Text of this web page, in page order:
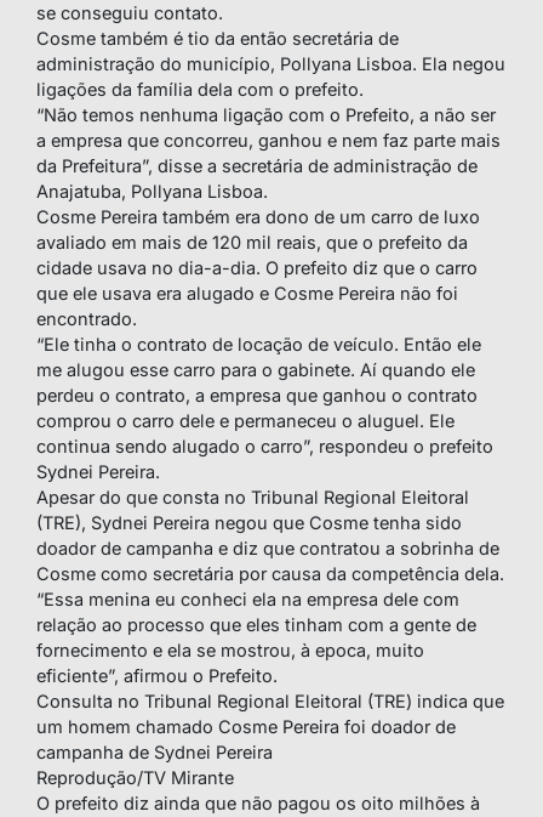
se conseguiu contato.
Cosme também é tio da então secretária de
administração do município, Pollyana Lisboa. Ela negou
ligações da família dela com o prefeito.
“Não temos nenhuma ligação com o Prefeito, a não ser
a empresa que concorreu, ganhou e nem faz parte mais
da Prefeitura”, disse a secretária de administração de
Anajatuba, Pollyana Lisboa.
Cosme Pereira também era dono de um carro de luxo
avaliado em mais de 120 mil reais, que o prefeito da
cidade usava no dia-a-dia. O prefeito diz que o carro
que ele usava era alugado e Cosme Pereira não foi
encontrado.
“Ele tinha o contrato de locação de veículo. Então ele
me alugou esse carro para o gabinete. Aí quando ele
perdeu o contrato, a empresa que ganhou o contrato
comprou o carro dele e permaneceu o aluguel. Ele
continua sendo alugado o carro”, respondeu o prefeito
Sydnei Pereira.
Apesar do que consta no Tribunal Regional Eleitoral
(TRE), Sydnei Pereira negou que Cosme tenha sido
doador de campanha e diz que contratou a sobrinha de
Cosme como secretária por causa da competência dela.
“Essa menina eu conheci ela na empresa dele com
relação ao processo que eles tinham com a gente de
fornecimento e ela se mostrou, à epoca, muito
eficiente”, afirmou o Prefeito.
Consulta no Tribunal Regional Eleitoral (TRE) indica que
um homem chamado Cosme Pereira foi doador de
campanha de Sydnei Pereira
Reprodução/TV Mirante
O prefeito diz ainda que não pagou os oito milhões à